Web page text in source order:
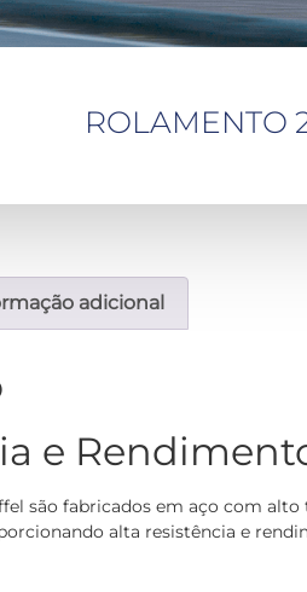
ROLAMENTO
adicional
e
são fabricados em aço com alto
alta resistência e